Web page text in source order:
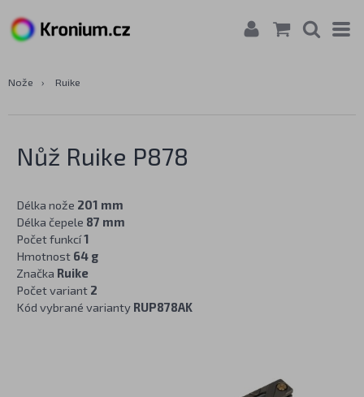
Nože › Ruike
Nůž Ruike P878
Délka nože 201 mm
Délka čepele 87 mm
Počet funkcí1
Hmotnost 64 g
Značka Ruike
Počet variant 2
Kód vybrané varianty RUP878AK